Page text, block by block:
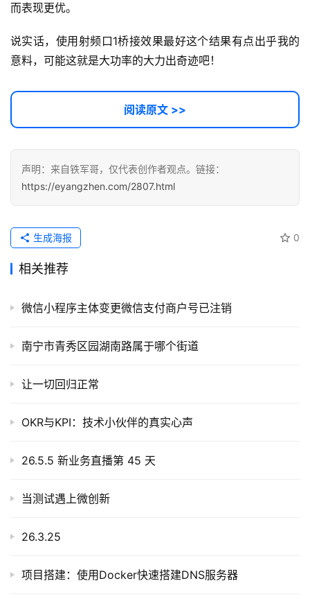
而表现更优。
说实话，使用射频口1桥接效果最好这个结果有点出乎我的
意料，可能这就是大功率的大力出奇迹吧！
阅读原文 >>
声明：来自铁军哥，仅代表创作者观点。链接：
https://eyangzhen.com/2807.html
0
生成海报
相关推荐
微信小程序主体变更微信支付商户号已注销
南宁市青秀区园湖南路属于哪个街道
让一切回归正常
OKR与KPI：技术小伙伴的真实心声
26.5.5 新业务直播第 45 天
当测试遇上微创新
26.3.25
项目搭建：使用Docker快速搭建DNS服务器